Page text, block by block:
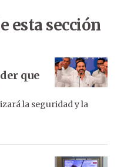
esta sección
que
la seguridad y la